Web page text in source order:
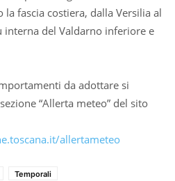
fascia costiera, dalla Versilia al
interna del Valdarno inferiore e
da adottare si
“Allerta meteo” del sito
allertameteo
Temporali